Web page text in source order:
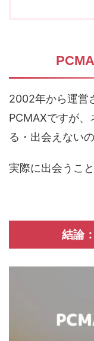
2002年から運営
PCMAXですが、
る・出会えない
実際に出会うこ
結論